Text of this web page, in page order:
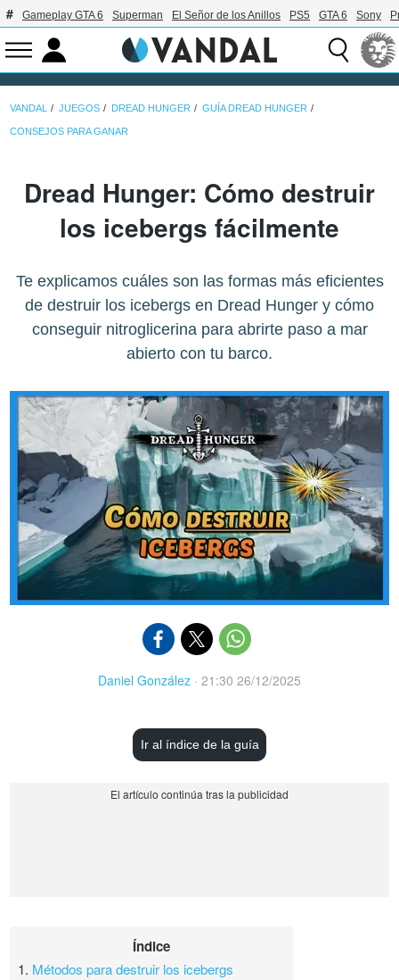
Gameplay GTA 6 Superman El Señor de los Anillos PS5 GTA 6 Sony
VANDAL JUEGOS DREAD HUNGER GUÍA DREAD HUNGER
CONSEJOS PARA GANAR
Dread Hunger: Cómo destruir
los icebergs fácilmente
Te explicamos cuáles son las formas más eficientes
de destruir los icebergs en Dread Hunger y cómo
conseguir nitroglicerina para abrirte paso a mar
abierto con tu barco.
Daniel González · 21:30 26/12/2025
Ir al índice de la guía
Índice
1. Métodos para destruir los icebergs